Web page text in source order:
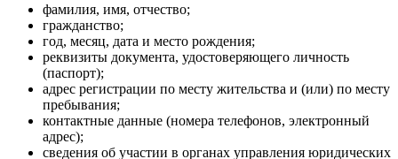
фамилия, имя, отчество;
гражданство;
год, месяц, дата и место рождения;
реквизиты документа, удостоверяющего личность
(паспорт);
адрес регистрации по месту жительства и (или) по месту
пребывания;
контактные данные (номера телефонов, электронный
адрес);
сведения об участии в органах управления юридических